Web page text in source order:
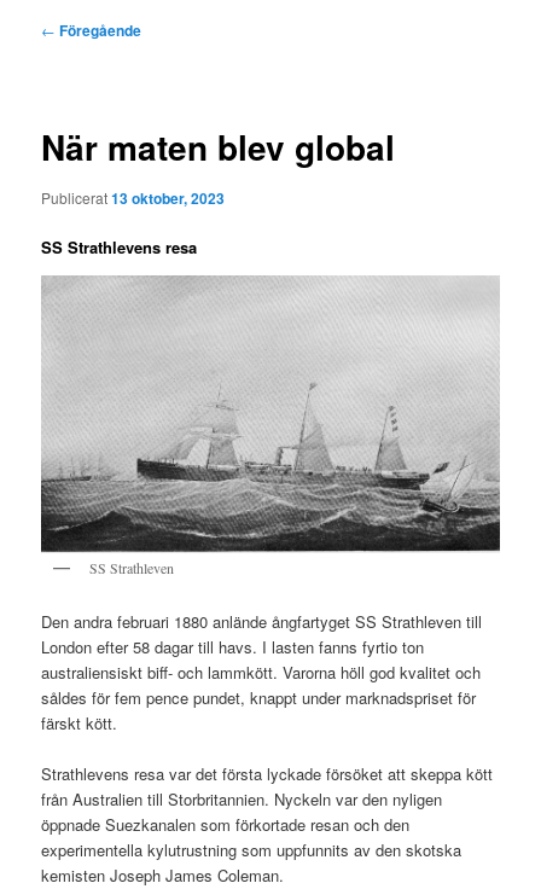
Inläggsnavigering
← Föregående
När maten blev global
Publicerat13 oktober, 2023
SS Strathlevens resa
SS Strathleven
Den andra februari 1880 anlände ångfartyget SS Strathleven till
London efter 58 dagar till havs. I lasten fanns fyrtio ton
australiensiskt biff- och lammkött. Varorna höll god kvalitet och
såldes för fem pence pundet, knappt under marknadspriset för
färskt kött.
Strathlevens resa var det första lyckade försöket att skeppa kött
från Australien till Storbritannien. Nyckeln var den nyligen
öppnade Suezkanalen som förkortade resan och den
experimentella kylutrustning som uppfunnits av den skotska
kemisten Joseph James Coleman.